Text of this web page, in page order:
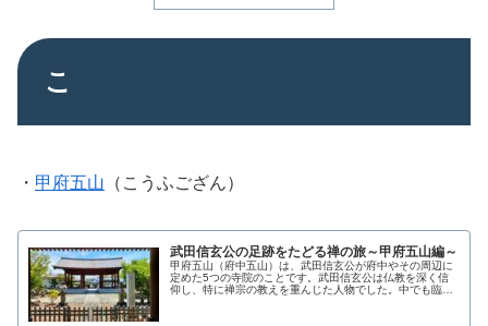
こ
・ 甲府五山 （こうふござん）
武田信玄公の足跡をたどる禅の旅～甲府五山編～
甲府五山（府中五山）は、武田信玄公が府中やその周辺に
定めた5つの寺院のことです。武田信玄公は仏教を深く信
仰し、特に禅宗の教えを重んじた人物でした。中でも臨済